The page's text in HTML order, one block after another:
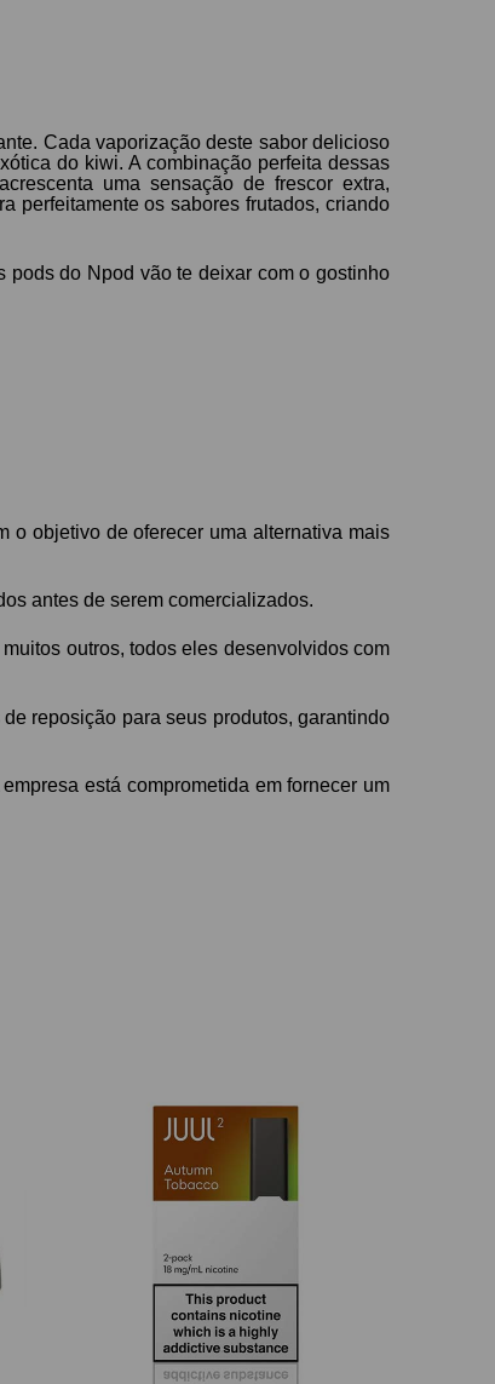
Cada vaporização deste sabor delicioso
do kiwi. A combinação perfeita dessas
uma sensação de frescor extra,
perfeitamente os sabores frutados, criando
do Npod vão te deixar com o gostinho
o objetivo de oferecer uma alternativa mais
antes de serem comercializados.
outros, todos eles desenvolvidos com
reposição para seus produtos, garantindo
está comprometida em fornecer um